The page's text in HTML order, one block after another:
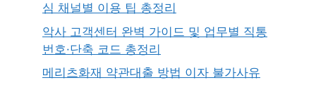
심 채널별 이용 팁 총정리
악사 고객센터 완벽 가이드 및 업무별 직통
번호·단축 코드 총정리
메리츠화재 약관대출 방법 이자 불가사유